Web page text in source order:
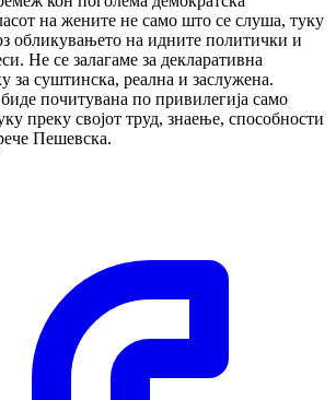
на жените не само што се слуша, туку
обликувањето на идните политички и
Не се залагаме за декларативна
за суштинска, реална и заслужена.
почитувана по привилегија само
преку својот труд, знаење, способности
Пешевска.